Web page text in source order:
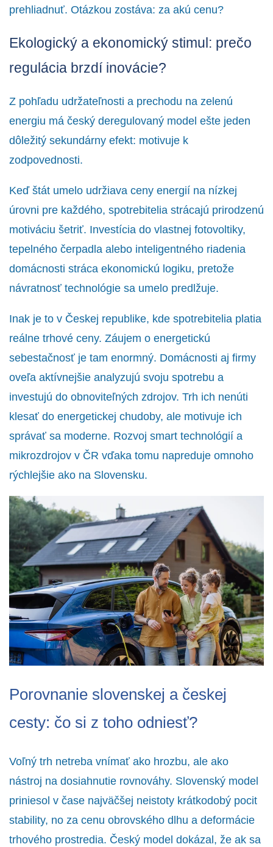
prehliadnuť. Otázkou zostáva: za akú cenu?
Ekologický a ekonomický stimul: prečo
regulácia brzdí inovácie?
Z pohľadu udržateľnosti a prechodu na zelenú
energiu má český deregulovaný model ešte jeden
dôležitý sekundárny efekt: motivuje k
zodpovednosti.
Keď štát umelo udržiava ceny energií na nízkej
úrovni pre každého, spotrebitelia strácajú prirodzenú
motiváciu šetriť. Investícia do vlastnej fotovoltiky,
tepelného čerpadla alebo inteligentného riadenia
domácnosti stráca ekonomickú logiku, pretože
návratnosť technológie sa umelo predlžuje.
Inak je to v Českej republike, kde spotrebitelia platia
reálne trhové ceny. Záujem o energetickú
sebestačnosť je tam enormný. Domácnosti aj firmy
oveľa aktívnejšie analyzujú svoju spotrebu a
investujú do obnoviteľných zdrojov. Trh ich nenúti
klesať do energetickej chudoby, ale motivuje ich
správať sa moderne. Rozvoj smart technológií a
mikrozdrojov v ČR vďaka tomu napreduje omnoho
rýchlejšie ako na Slovensku.
Porovnanie slovenskej a českej
cesty: čo si z toho odniesť?
Voľný trh netreba vnímať ako hrozbu, ale ako
nástroj na dosiahnutie rovnováhy. Slovenský model
priniesol v čase najväčšej neistoty krátkodobý pocit
stability, no za cenu obrovského dlhu a deformácie
trhového prostredia. Český model dokázal, že ak sa